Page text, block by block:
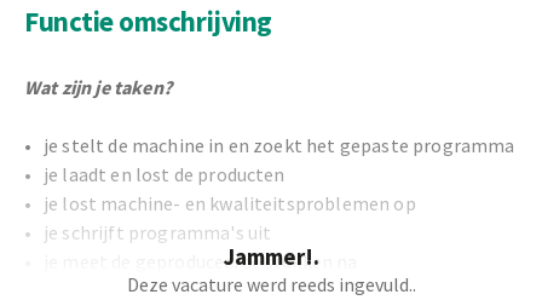
Functie omschrijving
Wat zijn je taken?
je stelt de machine in en zoekt het gepaste programma
je laadt en lost de producten
je lost machine- en kwaliteitsproblemen op
je schrijft programma's uit
je meet de geproduceerde stukken na
Jammer!.
Deze vacature werd reeds ingevuld..